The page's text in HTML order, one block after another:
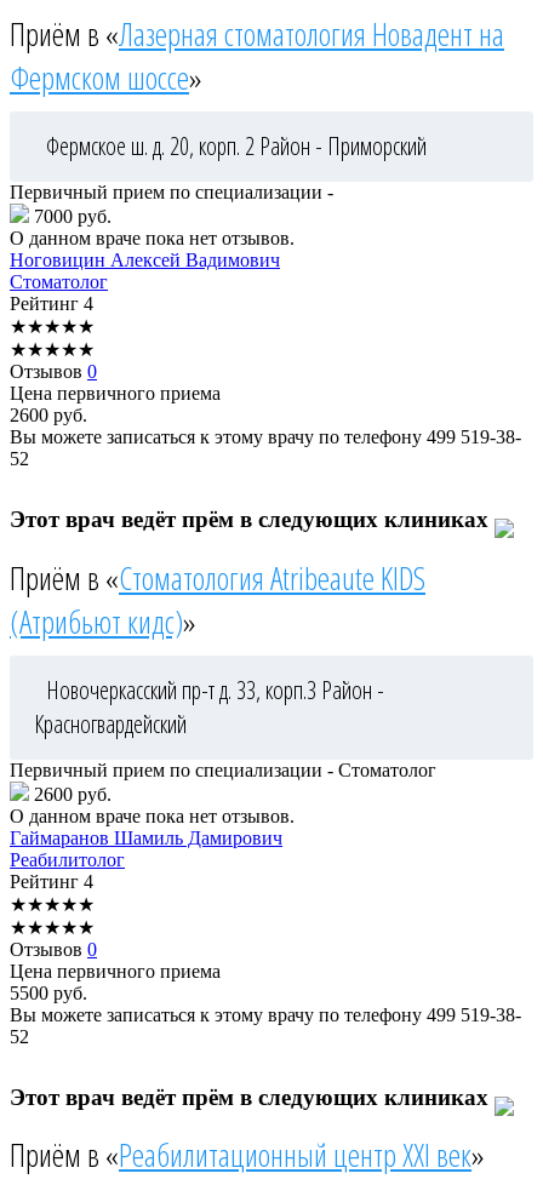
Приём в «Лазерная стоматология Новадент на
Фермском шоссе»
Фермское ш. д. 20, корп. 2 Район - Приморский
Первичный прием по специализации -
7000 руб.
О данном враче пока нет отзывов.
Ноговицин Алексей Вадимович
Стоматолог
Рейтинг 4
★★★★★
★★★★★
Отзывов 0
Цена первичного приема
2600 руб.
Вы можете записаться к этому врачу по телефону 499 519-38-
52
Этот врач ведёт прём в следующих клиниках
Приём в «Стоматология Atribeaute KIDS
(Атрибьют кидс)»
Новочеркасский пр-т д. 33, корп.3 Район -
Красногвардейский
Первичный прием по специализации - Стоматолог
2600 руб.
О данном враче пока нет отзывов.
Гаймаранов Шамиль Дамирович
Реабилитолог
Рейтинг 4
★★★★★
★★★★★
Отзывов 0
Цена первичного приема
5500 руб.
Вы можете записаться к этому врачу по телефону 499 519-38-
52
Этот врач ведёт прём в следующих клиниках
Приём в «Реабилитационный центр XXI век»